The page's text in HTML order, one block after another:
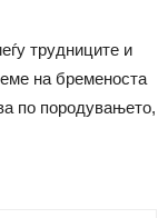
трудниците и
на бременоста
по породувањето,